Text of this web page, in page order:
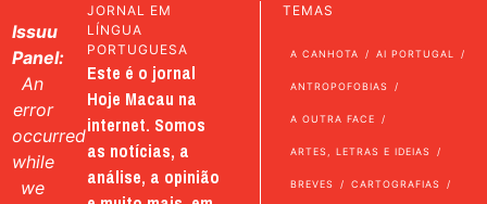
Issuu
Panel:
An
error
occurred
while
we
JORNAL EM
LÍNGUA
PORTUGUESA
Este é o jornal
Hoje Macau na
internet. Somos
as notícias, a
análise, a opinião
TEMAS
A CANHOTA AI PORTUGAL
ANTROPOFOBIAS
A OUTRA FACE
ARTES, LETRAS E IDEIAS
BREVES CARTOGRAFIAS